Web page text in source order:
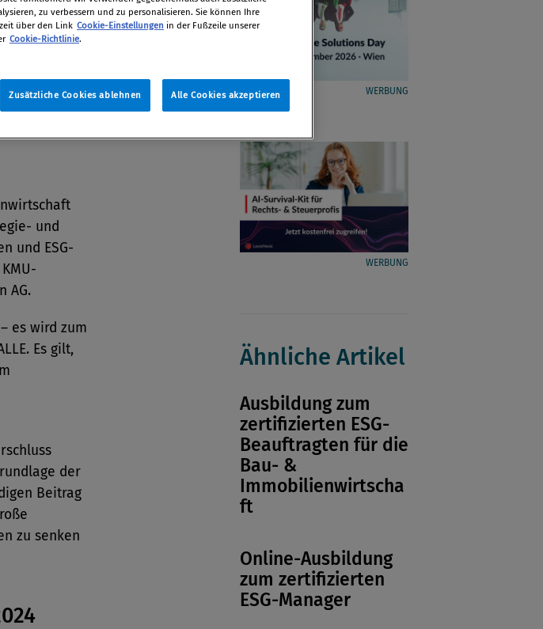
und
und ESG-
AG.
es wird zum
Es gilt,
der
Beitrag
zu senken
WERBUNG
WERBUNG
Ähnliche Artikel
Ausbildung zum
zertifizierten ESG-
Beauftragten für die
Bau- &
Immobilienwirtscha
ft
Online-Ausbildung
zum zertifizierten
ESG-Manager
zu verbessern und zu personalisieren. Sie können Ihre
über den Link Cookie-Einstellungen in der Fußzeile unserer
Cookie-Richtlinie.
Zusätzliche Cookies ablehnen Alle Cookies akzeptieren